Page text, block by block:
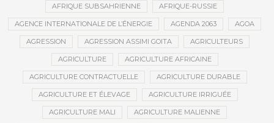
AFRIQUE SUBSAHRIENNE AFRIQUE-RUSSIE
AGENCE INTERNATIONALE DE L’ÉNERGIE AGENDA 2063 AGOA
AGRESSION AGRESSION ASSIMI GOITA AGRICULTEURS
AGRICULTURE AGRICULTURE AFRICAINE
AGRICULTURE CONTRACTUELLE AGRICULTURE DURABLE
AGRICULTURE ET ÉLEVAGE AGRICULTURE IRRIGUÉE
AGRICULTURE MALI AGRICULTURE MALIENNE